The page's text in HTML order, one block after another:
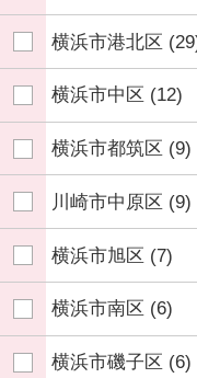
横浜市港北区
横浜市中区 (12)
横浜市都筑区 (9)
川崎市中原区 (9)
横浜市旭区 (7)
横浜市南区 (6)
横浜市磯子区 (6)